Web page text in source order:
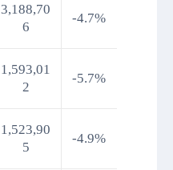
3,188,70
6
-4.7%
1,593,01
2
-5.7%
1,523,90
5
-4.9%